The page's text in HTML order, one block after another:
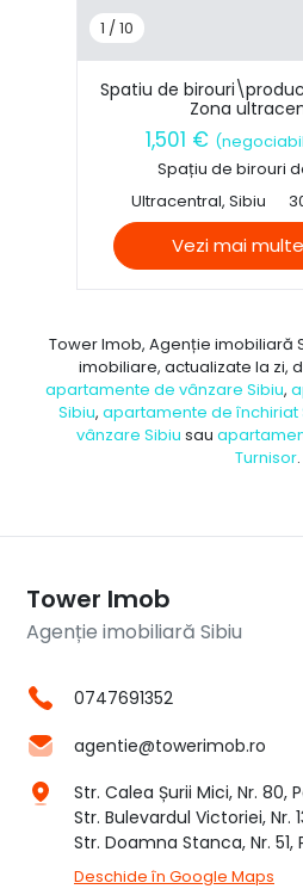
1 /10
Spatiu de
Zona
1,501 €
Spațiu de birouri
Ultracentral, Sibiu
Vezi mai
Tower Imob, Agenție imobiliară
imobiliare, actualizate la zi,
apartamente de vânzare Sibiu,
Sibiu, apartamente de închiriat
vânzare Sibiu sau
Turnisor.
Tower Imob
Agenție imobiliară Sibiu
0747691352
agentie@towerimob.ro
Str. Calea Șurii Mici, Nr. 80,
Str. Bulevardul Victoriei, Nr.
Str. Doamna Stanca, Nr. 51,
Deschide în Google Maps